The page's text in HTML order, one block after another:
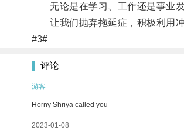
无论是在学习、工作还是事业发
让我们抛弃拖延症，积极利用冲
#3#
评论
游客
Horny Shriya called you
2023-01-08